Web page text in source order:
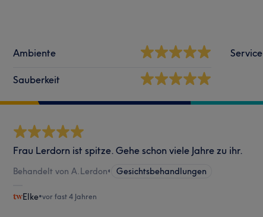
Ambiente
Sauberkeit
Service
Frau Lerdorn ist spitze. Gehe schon viele Jahre zu ihr.
Behandelt von A.Lerdon• Gesichtsbehandlungen
Elke•vor fast 4 Jahren